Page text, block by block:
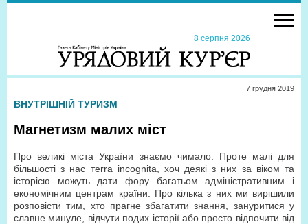
8 серпня 2026
7 грудня 2019
ВНУТРІШНІЙ ТУРИЗМ
Магнетизм малих міст
Про великі міста України знаємо чимало. Проте малі для
більшості з нас тerra incognita, хоч деякі з них за віком та
історією можуть дати фору багатьом адміністративним і
економічним центрам країни. Про кілька з них ми вирішили
розповісти тим, хто прагне збагатити знання, зануритися у
славне минуле, відчути подих історії або просто відпочити від